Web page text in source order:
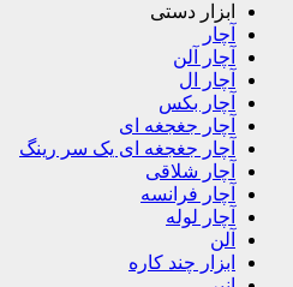
ابزار دستی
آچار
آچار آلن
آچار ال
آچار بکس
آچار جغجغه ای
آچار جغجغه ای یک سر رینگ
آچار شلاقی
آچار فرانسه
آچار لوله
آلن
ابزار چند کاره